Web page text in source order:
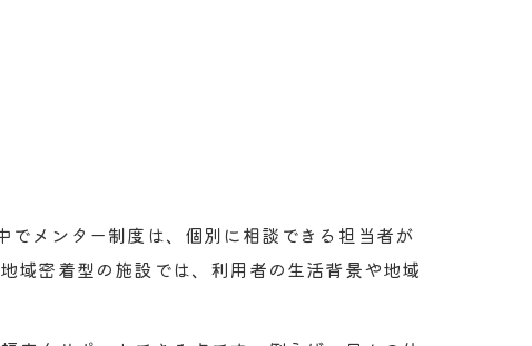
メンター制度は、個別に相談できる担当者が
域密着型の施設では、利用者の生活背景や地域